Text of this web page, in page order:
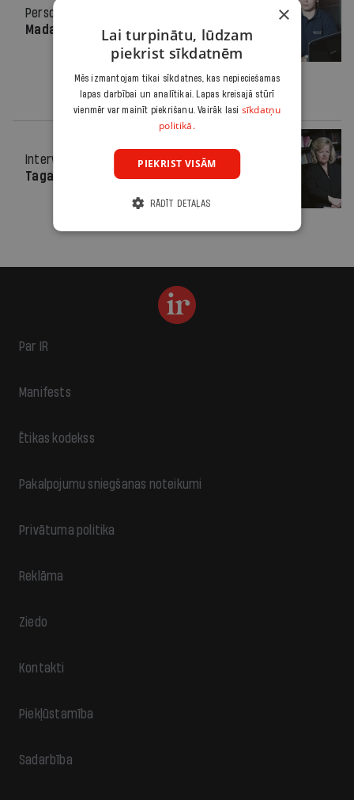
Personība
Madars Virza
Intervija
Tagad šiki būt stulbam?
Par IR
Manifests
Ētikas kodekss
Pakalpojumu sniegšanas noteikumi
Privātuma politika
Reklāma
Ziedo
Kontakti
Piekļūstamība
Sadarbība
×
Lai turpinātu, lūdzam
piekrist sīkdatnēm
Mēs izmantojam tikai sīkdatnes, kas nepieciešamas
lapas darbībai un analītikai. Lapas kreisajā stūrī
vienmēr var mainīt piekrišanu. Vairāk lasi sīkdatņu
politikā.
PIEKRIST VISĀM
RĀDĪT DETAĻAS